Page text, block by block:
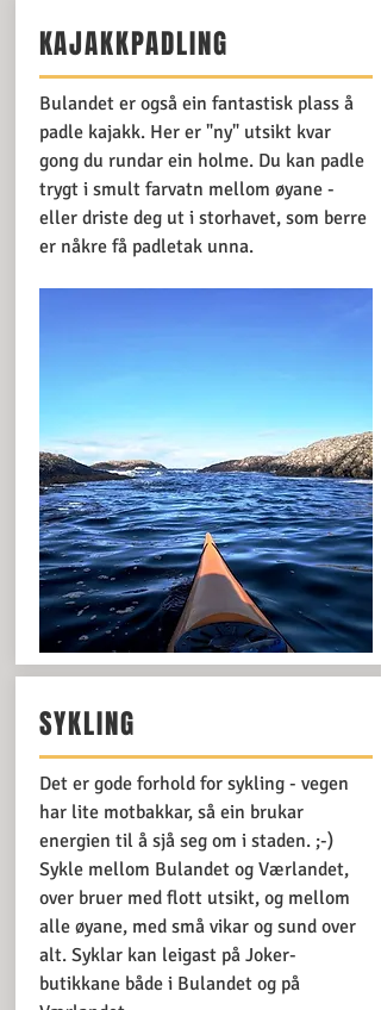
KAJAKKPADLING
Bulandet er også ein fantastisk plass å
padle kajakk. Her er "ny" utsikt kvar
gong du rundar ein holme. Du kan padle
trygt i smult farvatn mellom øyane -
eller driste deg ut i storhavet, som berre
er nåkre få padletak unna.
SYKLING
Det er gode forhold for sykling - vegen
har lite motbakkar, så ein brukar
energien til å sjå seg om i staden. ;-)
Sykle mellom Bulandet og Værlandet,
over bruer med flott utsikt, og mellom
alle øyane, med små vikar og sund over
alt. Syklar kan leigast på Joker-
butikkane både i Bulandet og på